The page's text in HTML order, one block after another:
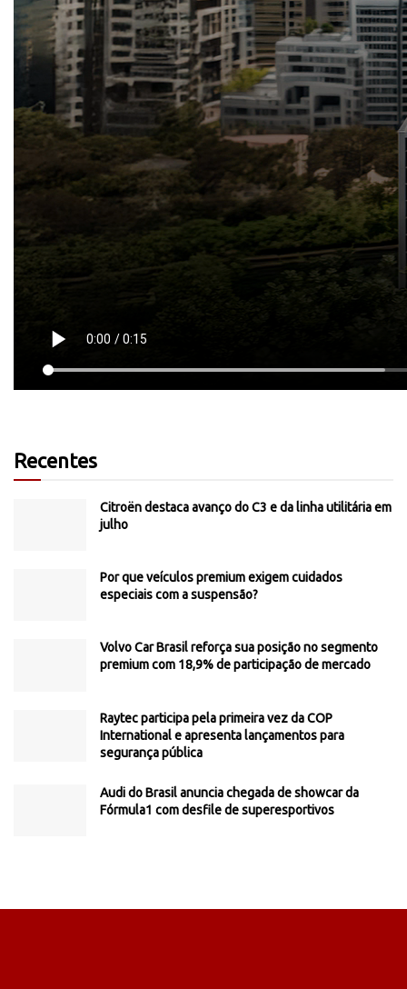
Recentes
Citroën destaca avanço do C3 e da linha utilitária em
julho
Por que veículos premium exigem cuidados
especiais com a suspensão?
Volvo Car Brasil reforça sua posição no segmento
premium com 18,9% de participação de mercado
Raytec participa pela primeira vez da COP
International e apresenta lançamentos para
segurança pública
Audi do Brasil anuncia chegada de showcar da
Fórmula1 com desfile de superesportivos